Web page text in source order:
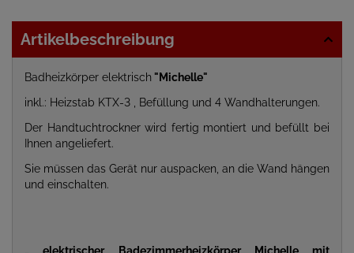
Artikelbeschreibung
Badheizkörper elektrisch "Michelle"
inkl.: Heizstab KTX-3 , Befüllung und 4 Wandhalterungen.
Der Handtuchtrockner wird fertig montiert und befüllt bei
Ihnen angeliefert.
Sie müssen das Gerät nur auspacken, an die Wand hängen
und einschalten.